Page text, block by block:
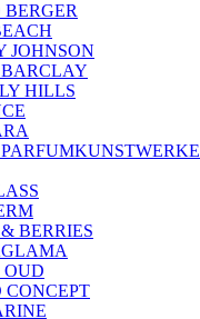
JOHNSON
HILLS
BERRIES
CONCEPT